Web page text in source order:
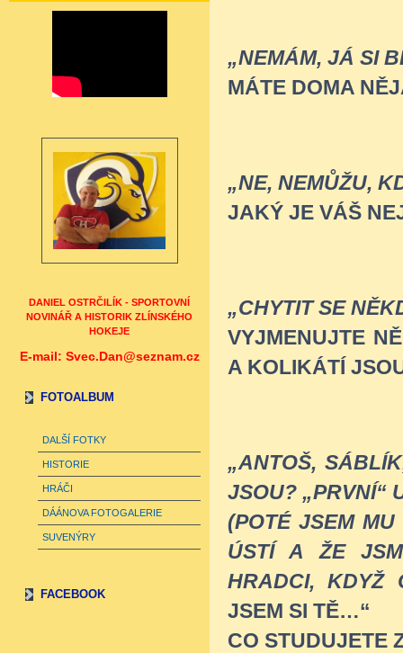
DANIEL OSTRČILÍK - SPORTOVNÍ
NOVINÁŘ A HISTORIK ZLÍNSKÉHO
HOKEJE
E-mail: Svec.Dan@seznam.cz
FOTOALBUM
DALŠÍ FOTKY
HISTORIE
HRÁČI
DÁÁNOVA FOTOGALERIE
SUVENÝRY
FACEBOOK
„NEMÁM, JÁ SI
MÁTE DOMA
„NE, NEMŮŽU,
JAKÝ JE VÁŠ
„CHYTIT SE
VYJMENUJTE
A KOLIKÁTÍ
„ANTOŠ,
JSOU? „PRVNÍ“
(POTÉ JSEM
ÚSTÍ A ŽE
HRADCI, KDYŽ
JSEM SI TĚ…“
CO STUDUJETE